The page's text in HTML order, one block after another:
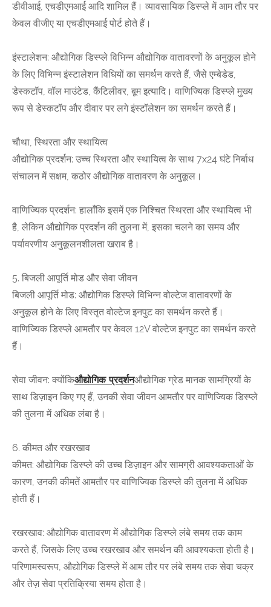
डीवीआई, एचडीएमआई आदि शामिल हैं। व्यावसायिक डिस्प्ले में आम तौर पर
केवल वीजीए या एचडीएमआई पोर्ट होते हैं।
इंस्टालेशन: औद्योगिक डिस्प्ले विभिन्न औद्योगिक वातावरणों के अनुकूल होने
के लिए विभिन्न इंस्टालेशन विधियों का समर्थन करते हैं, जैसे एम्बेडेड,
डेस्कटॉप, वॉल माउंटेड, कैंटिलीवर, बूम इत्यादि। वाणिज्यिक डिस्प्ले मुख्य
रूप से डेस्कटॉप और दीवार पर लगे इंस्टॉलेशन का समर्थन करते हैं।
चौथा, स्थिरता और स्थायित्व
औद्योगिक प्रदर्शन: उच्च स्थिरता और स्थायित्व के साथ 7x24 घंटे निर्बाध
संचालन में सक्षम, कठोर औद्योगिक वातावरण के अनुकूल।
वाणिज्यिक प्रदर्शन: हालाँकि इसमें एक निश्चित स्थिरता और स्थायित्व भी
है, लेकिन औद्योगिक प्रदर्शन की तुलना में, इसका चलने का समय और
पर्यावरणीय अनुकूलनशीलता खराब है।
5. बिजली आपूर्ति मोड और सेवा जीवन
बिजली आपूर्ति मोड: औद्योगिक डिस्प्ले विभिन्न वोल्टेज वातावरणों के
अनुकूल होने के लिए विस्तृत वोल्टेज इनपुट का समर्थन करते हैं।
वाणिज्यिक डिस्प्ले आमतौर पर केवल 12V वोल्टेज इनपुट का समर्थन करते
हैं।
सेवा जीवन: क्योंकिऔद्योगिक प्रदर्शनऔद्योगिक ग्रेड मानक सामग्रियों के
साथ डिज़ाइन किए गए हैं, उनकी सेवा जीवन आमतौर पर वाणिज्यिक डिस्प्ले
की तुलना में अधिक लंबा है।
6. कीमत और रखरखाव
कीमत: औद्योगिक डिस्प्ले की उच्च डिज़ाइन और सामग्री आवश्यकताओं के
कारण, उनकी कीमतें आमतौर पर वाणिज्यिक डिस्प्ले की तुलना में अधिक
होती हैं।
रखरखाव: औद्योगिक वातावरण में औद्योगिक डिस्प्ले लंबे समय तक काम
करते हैं, जिसके लिए उच्च रखरखाव और समर्थन की आवश्यकता होती है।
परिणामस्वरूप, औद्योगिक डिस्प्ले में आम तौर पर लंबे समय तक सेवा चक्र
और तेज़ सेवा प्रतिक्रिया समय होता है।